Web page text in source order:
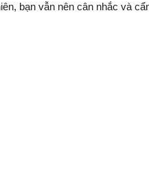
bạn vẫn nên cân nhắc và